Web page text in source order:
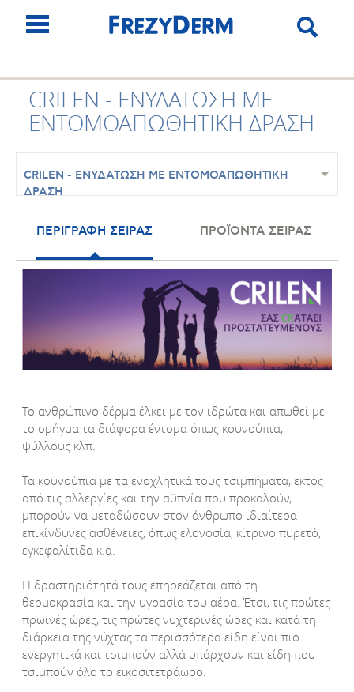
CRILEN - ΕΝΥΔΑΤΩΣΗ ΜΕ
ΕΝΤΟΜΟΑΠΩΘΗΤΙΚΗ ΔΡΑΣΗ
CRILEN - ΕΝΥΔΑΤΩΣΗ ΜΕ ΕΝΤΟΜΟΑΠΩΘΗΤΙΚΗ
ΔΡΑΣΗ
ΠΕΡΙΓΡΑΦΗ ΣΕΙΡΑΣ ΠΡΟΪΟΝΤΑ ΣΕΙΡΑΣ
Το ανθρώπινο δέρμα έλκει με τον ιδρώτα και απωθεί με
το σμήγμα τα διάφορα έντομα όπως κουνούπια,
ψύλλους κλπ.
Τα κουνούπια με τα ενοχλητικά τους τσιμπήματα, εκτός
από τις αλλεργίες και την αϋπνία που προκαλούν,
μπορούν να μεταδώσουν στον άνθρωπο ιδιαίτερα
επικίνδυνες ασθένειες, όπως ελονοσία, κίτρινο πυρετό,
εγκεφαλίτιδα κ.α.
Η δραστηριότητά τους επηρεάζεται από τη
θερμοκρασία και την υγρασία του αέρα. Έτσι, τις πρώτες
πρωινές ώρες, τις πρώτες νυχτερινές ώρες και κατά τη
διάρκεια της νύχτας τα περισσότερα είδη είναι πιο
ενεργητικά και τσιμπούν αλλά υπάρχουν και είδη που
τσιμπούν όλο το εικοσιτετράωρο.